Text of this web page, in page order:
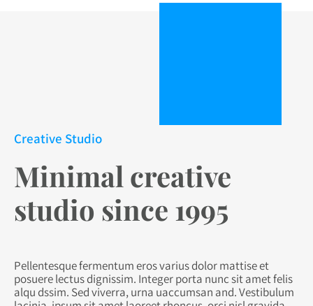
Creative Studio
Minimal creative
studio since 1995
Pellentesque fermentum eros varius dolor mattise et
posuere lectus dignissim. Integer porta nunc sit amet felis
alqu dssim. Sed viverra, urna uaccumsan and. Vestibulum